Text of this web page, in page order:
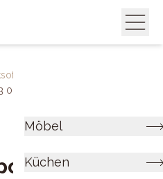
Möbel
Küchen
0